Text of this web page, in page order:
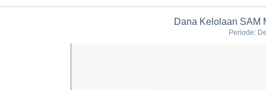
Dana Kelolaan SAM
Periode: